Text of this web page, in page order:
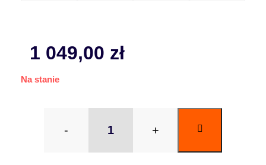
1 049,00 zł
Na stanie
- +